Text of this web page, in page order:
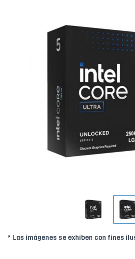
* Las imágenes se exhiben con fines